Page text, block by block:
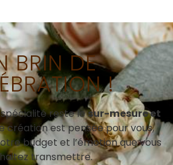
BRIN DE
!
spécialité reste lesur-mesure et
création est pensée pour vous,
budget et l’émotion que vous
transmettre.